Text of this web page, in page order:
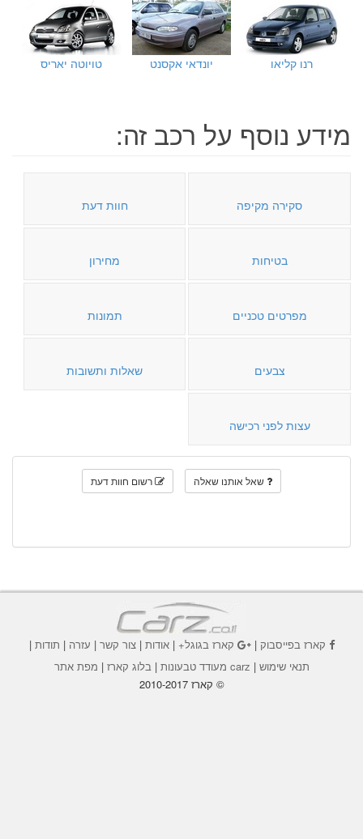
רנו קליאו יונדאי אקסנט טויוטה יאריס
מידע נוסף על רכב זה:
סקירה מקיפה חוות דעת
בטיחות מחירון
מפרטים טכניים תמונות
צבעים שאלות ותשובות
עצות לפני רכישה
שאל אותנו שאלה רשום חוות דעת
קארז בפייסבוק| קארז בגוגל+|אודות |צור קשר | עזרה | תודות |
תנאי שימוש | carz מעודד טבעונות | בלוג קארז | מפת אתר
© קארז 2010-2017